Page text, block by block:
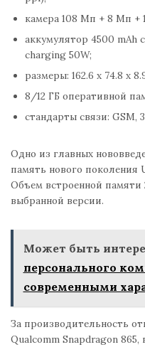
камера 108 Мп + 8 Мп +
аккумулятор 4500 mAh
charging 50W;
размеры: 162.6 x 74.8 x
8/12 ГБ оперативной
стандарты связи: GSM,
Одно из главных
память нового поколения
Объем встроенной памяти
выбранной версии.
Может быть
персонального
современными
За производительность
Qualcomm Snapdragon